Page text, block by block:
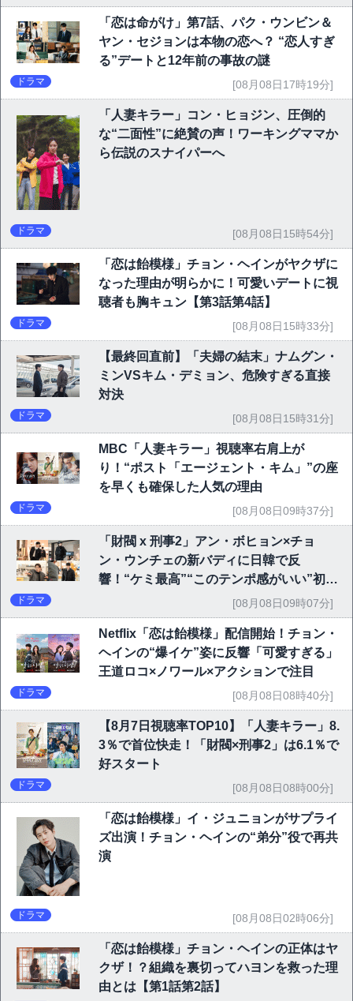
「恋は命がけ」第7話、パク・ウンビン＆
ヤン・セジョンは本物の恋へ？ “恋人すぎ
る”デートと12年前の事故の謎
ドラマ [08月08日17時19分]
「人妻キラー」コン・ヒョジン、圧倒的
な“二面性”に絶賛の声！ワーキングママか
ら伝説のスナイパーへ
ドラマ [08月08日15時54分]
「恋は飴模様」チョン・ヘインがヤクザに
なった理由が明らかに！可愛いデートに視
聴者も胸キュン【第3話第4話】
ドラマ [08月08日15時33分]
【最終回直前】「夫婦の結末」ナムグン・
ミンVSキム・デミョン、危険すぎる直接
対決
ドラマ [08月08日15時31分]
MBC「人妻キラー」視聴率右肩上が
り！“ポスト「エージェント・キム」”の座
を早くも確保した人気の理由
ドラマ [08月08日09時37分]
「財閥 x 刑事2」アン・ボヒョン×チョ
ン・ウンチェの新バディに日韓で反
響！“ケミ最高”“このテンポ感がいい”初回
ドラマ [08月08日09時07分]
Netflix「恋は飴模様」配信開始！チョン・
ヘインの“爆イケ”姿に反響「可愛すぎる」
王道ロコ×ノワール×アクションで注目
ドラマ [08月08日08時40分]
【8月7日視聴率TOP10】「人妻キラー」8.
3％で首位快走！「財閥×刑事2」は6.1％で
好スタート
ドラマ [08月08日08時00分]
「恋は飴模様」イ・ジュニョンがサプライ
ズ出演！チョン・ヘインの“弟分”役で再共
演
ドラマ [08月08日02時06分]
「恋は飴模様」チョン・ヘインの正体はヤ
クザ！？組織を裏切ってハヨンを救った理
由とは【第1話第2話】